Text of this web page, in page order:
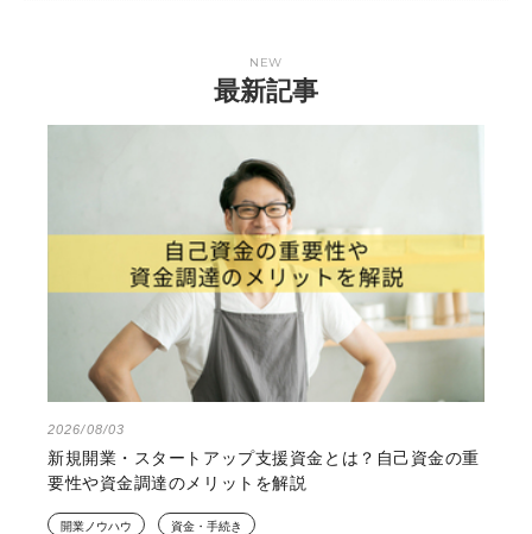
NEW
最新記事
2026/08/03
新規開業・スタートアップ支援資金とは？自己資金の重
要性や資金調達のメリットを解説
開業ノウハウ 資金・手続き